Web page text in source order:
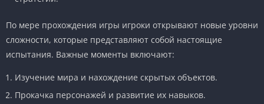
По мере прохождения игры игроки открывают новые уровни
сложности, которые представляют собой настоящие
испытания. Важные моменты включают:
Изучение мира и нахождение скрытых объектов.
Прокачка персонажей и развитие их навыков.